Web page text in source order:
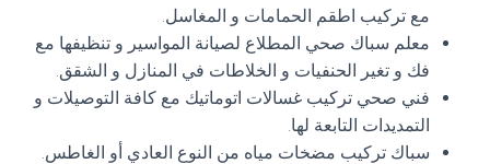
مع تركيب اطقم الحمامات و المغاسل.
معلم سباك صحي المطلاع لصيانة المواسير و تنظيفها مع
فك و تغير الحنفيات و الخلاطات في المنازل و الشقق.
فني صحي تركيب غسالات اتوماتيك مع كافة التوصيلات و
التمديدات التابعة لها.
سباك تركيب مضخات مياه من النوع العادي أو الغاطس.